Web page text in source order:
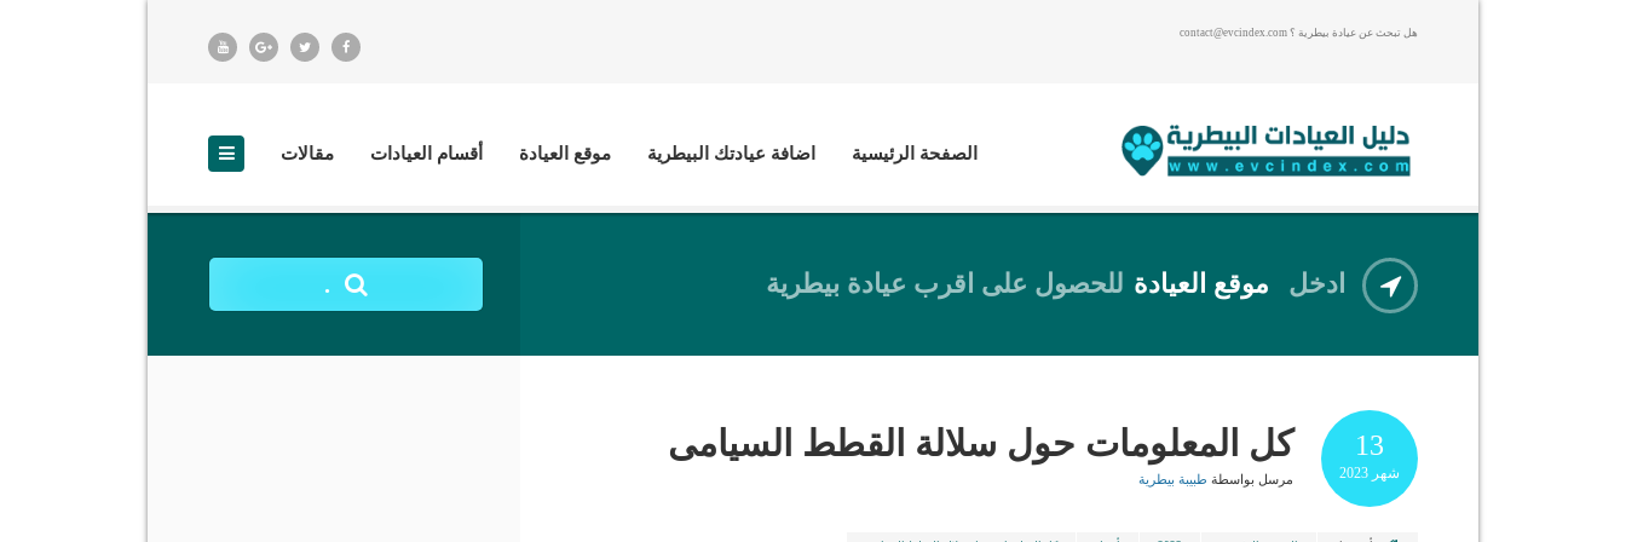
هل تبحث عن عيادة بيطرية ؟ contact@evcindex.com
الصفحة الرئيسية اضافة عيادتك البيطرية موقع العيادة أقسام العيادات مقالات
ادخل موقع العيادة للحصول على اقرب عيادة بيطرية .
13
شهر 2023
كل المعلومات حول سلالة القطط السيامى
مرسل بواسطة طبيبة بيطرية